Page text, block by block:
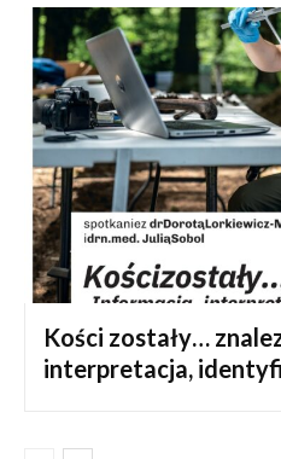
Kości zostały…
interpretacja,